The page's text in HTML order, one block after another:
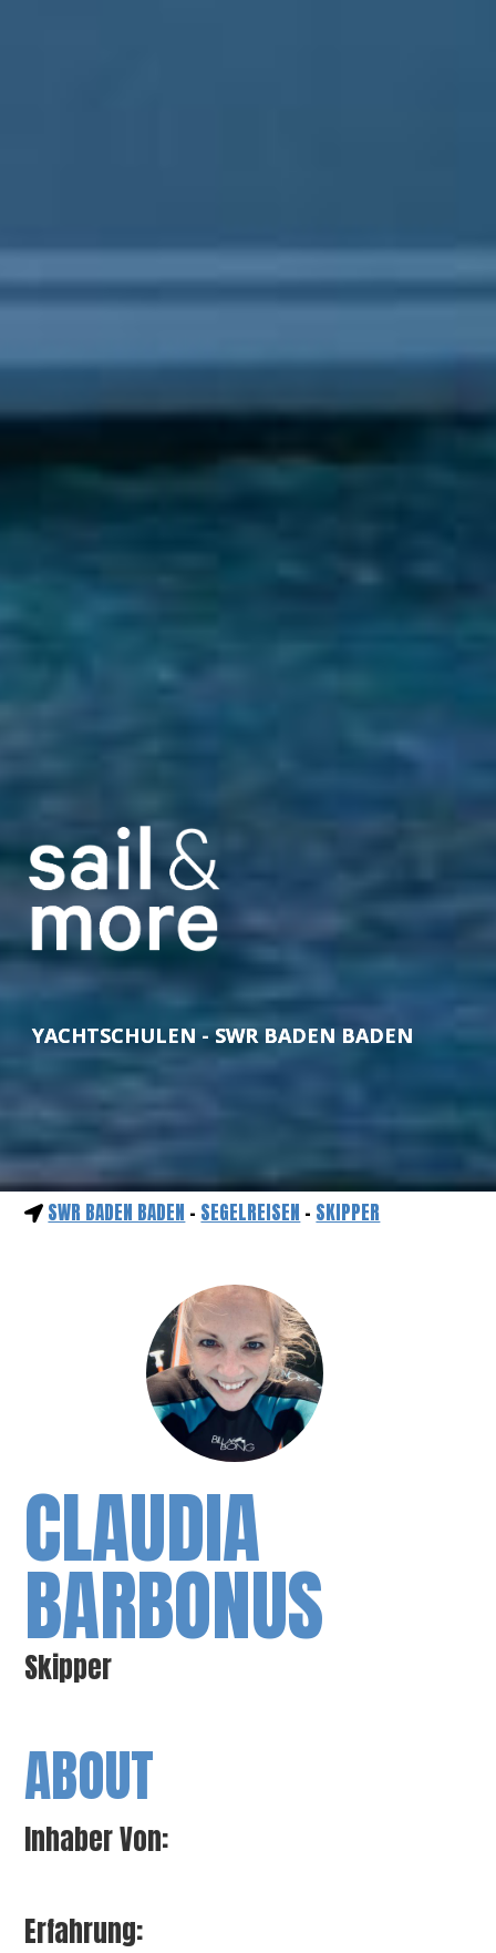
YACHTSCHULEN - SWR BADEN BADEN
SWR BADEN BADEN - SEGELREISEN - SKIPPER
CLAUDIA
BARBONUS
Skipper
ABOUT
Inhaber Von:
Erfahrung: